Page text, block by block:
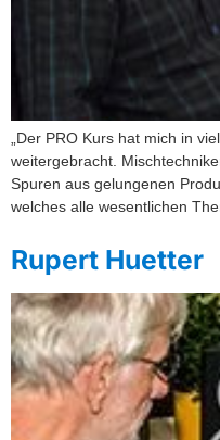
„Der PRO Kurs hat mich in
weitergebracht.
Spuren aus gelungenen
welches alle wesentlichen
Rupert Huetter